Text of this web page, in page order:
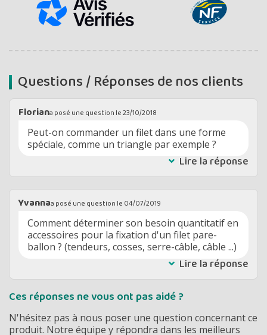
Questions / Réponses de nos clients
Floriana posé une question le23/10/2018
Peut-on commander un filet dans une forme
spéciale, comme un triangle par exemple ?
Lire la réponse
Yvannaa posé une question le 04/07/2019
Comment déterminer son besoin quantitatif en
accessoires pour la fixation d'un filet pare-
ballon ? (tendeurs, cosses, serre-câble, câble ...)
Lire la réponse
Ces réponses ne vous ont pas aidé ?
N'hésitez pas à nous poser une question concernant ce
produit. Notre équipe y répondra dans les meilleurs